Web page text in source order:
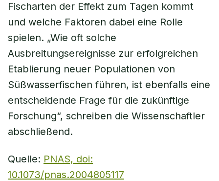
Fischarten der Effekt zum Tagen kommt
und welche Faktoren dabei eine Rolle
spielen. „Wie oft solche
Ausbreitungsereignisse zur erfolgreichen
Etablierung neuer Populationen von
Süßwasserfischen führen, ist ebenfalls eine
entscheidende Frage für die zukünftige
Forschung“, schreiben die Wissenschaftler
abschließend.
Quelle: PNAS, doi:
10.1073/pnas.2004805117